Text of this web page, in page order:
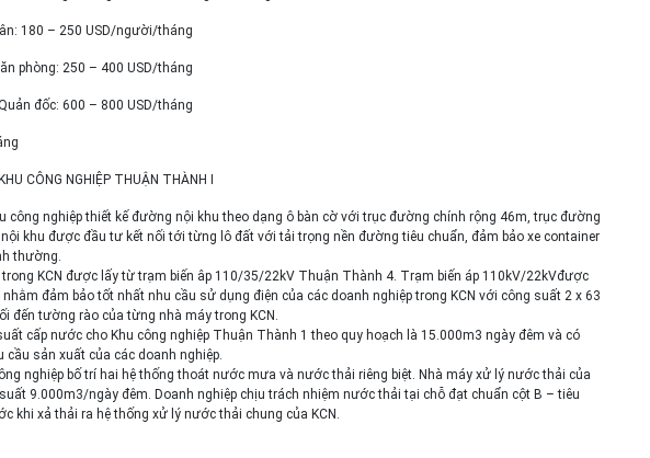
180 – 250 USD/người/tháng
phòng: 250 – 400 USD/tháng
đốc: 600 – 800 USD/tháng
CÔNG NGHIỆP THUẬN THÀNH I
công nghiệp thiết kế đường nội khu theo dạng ô bàn cờ với trục đường chính rộng 46m, trục đường
khu được đầu tư kết nối tới từng lô đất với tải trọng nền đường tiêu chuẩn, đảm bảo xe container
thường.
trong KCN được lấy từ trạm biến âp 110/35/22kV Thuận Thành 4. Trạm biến áp 110kV/22kVđược
đảm bảo tốt nhất nhu cầu sử dụng điện của các doanh nghiệp trong KCN với công suất 2 x 63
đến tường rào của từng nhà máy trong KCN.
cấp nước cho Khu công nghiệp Thuận Thành 1 theo quy hoạch là 15.000m3 ngày đêm và có
sản xuất của các doanh nghiệp.
nghiệp bố trí hai hệ thống thoát nước mưa và nước thải riêng biệt. Nhà máy xử lý nước thải của
9.000m3/ngày đêm. Doanh nghiệp chịu trách nhiệm nước thải tại chỗ đạt chuẩn cột B – tiêu
khi xả thải ra hệ thống xử lý nước thải chung của KCN.